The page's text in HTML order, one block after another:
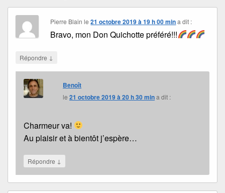
Pierre Blain le21 octobre 2019 à 19 h 00 min a dit :
Bravo, mon Don Quichotte préféré!!!
Répondre ↓
Benoît
le21 octobre 2019 à 20 h 30 mina dit :
Charmeur va!
Au plaisir et à bientôt j’espère…
Répondre ↓